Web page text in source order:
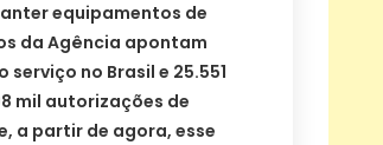
equipamentos de
da Agência apontam
no Brasil e 25.551
mil autorizações de
a partir de agora, esse